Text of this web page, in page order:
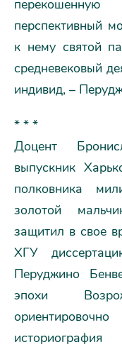
перспективный
к нему святой
средневековый
индивид, –
* * *
Доцент
выпускник
полковника
золотой
защитил в свое
ХГУ
Перуджино
эпохи
историография